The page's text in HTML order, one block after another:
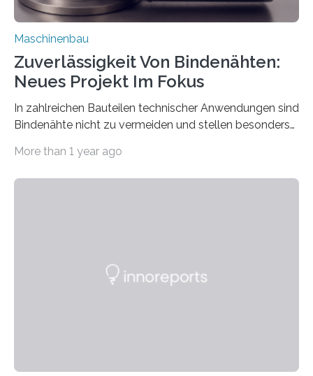
Maschinenbau
Zuverlässigkeit Von Bindenähten:
Neues Projekt Im Fokus
In zahlreichen Bauteilen technischer Anwendungen sind
Bindenähte nicht zu vermeiden und stellen besonders
Matrixmaterials eine große Herausforderung dar.
Durch den verstärkten Einsatz von Rezyklaten
More than 1 year ago